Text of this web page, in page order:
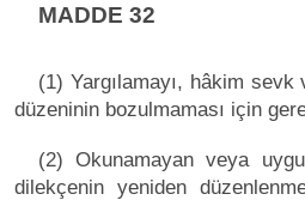
MADDE 32
(1) Yargılamayı, hâkim
düzeninin bozulmaması için
(2) Okunamayan veya
dilekçenin yeniden